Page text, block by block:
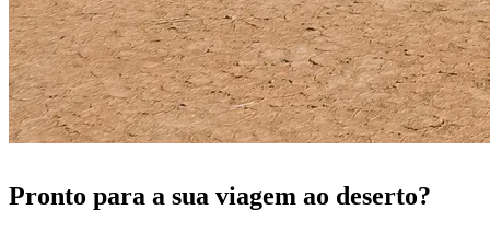
Pronto para a sua viagem ao deserto?